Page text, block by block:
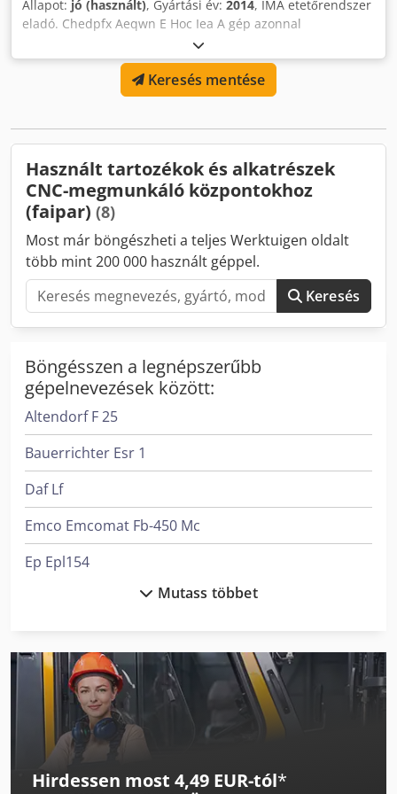
Állapot: jó (használt), Gyártási év: 2014, IMA etetőrendszer
eladó. Chedpfx Aeqwn E Hoc Iea A gép azonnal
rendelkezésre áll. 2014-es év
Keresés mentése
Használt tartozékok és alkatrészek
CNC-megmunkáló központokhoz
(faipar) (8)
Most már böngészheti a teljes Werktuigen oldalt
több mint 200 000 használt géppel.
Keresés
Böngésszen a legnépszerűbb
gépelnevezések között:
Altendorf F 25
Bauerrichter Esr 1
Daf Lf
Emco Emcomat Fb-450 Mc
Ep Epl154
Felder K 700 S
Haas Tl-1
Holzkraft Startech Cn V
Langzauner Lzg-M-Ii-Sy
Mutass többet
Hirdessen most 4,49 EUR-tól*